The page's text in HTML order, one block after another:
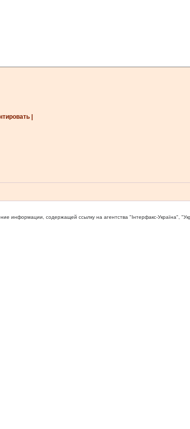
|
информации, содержащей ссылку на агентства "Iнтерфакс-Україна",